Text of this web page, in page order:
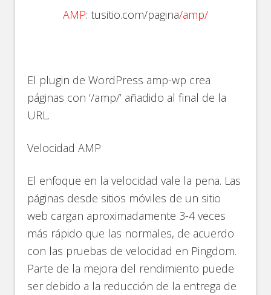
AMP: tusitio.com/pagina/amp/
El plugin de WordPress amp-wp crea
páginas con ‘/amp/’ añadido al final de la
URL.
Velocidad AMP
El enfoque en la velocidad vale la pena. Las
páginas desde sitios móviles de un sitio
web cargan aproximadamente 3-4 veces
más rápido que las normales, de acuerdo
con las pruebas de velocidad en Pingdom.
Parte de la mejora del rendimiento puede
ser debido a la reducción de la entrega de